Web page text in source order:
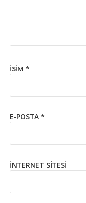
İSIM *
E-POSTA *
İNTERNET SITESI